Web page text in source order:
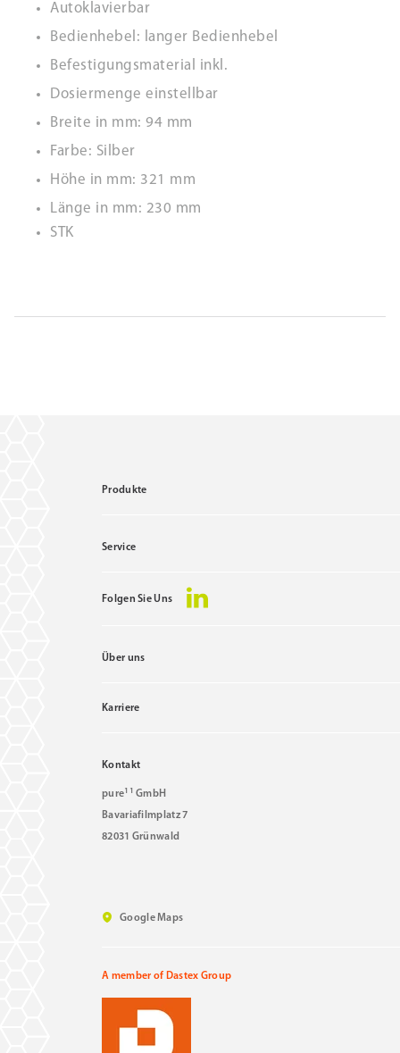
Autoklavierbar
Bedienhebel: langer Bedienhebel
Befestigungsmaterial inkl.
Dosiermenge einstellbar
Breite in mm: 94 mm
Farbe: Silber
Höhe in mm: 321 mm
Länge in mm: 230 mm
STK
Produkte
Service
Folgen Sie Uns
Über uns
Karriere
Kontakt
pure11 GmbH
Bavariafilmplatz 7
82031 Grünwald
Google Maps
A member of Dastex Group